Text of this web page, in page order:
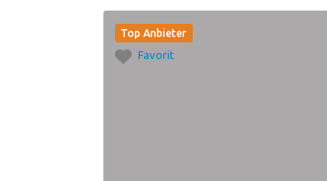
Top Anbieter
Favorit